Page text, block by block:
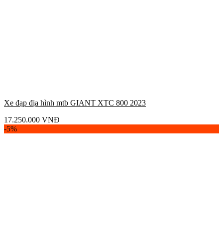
Xe đạp địa hình mtb GIANT XTC 800 2023
17.250.000 VNĐ
-5%